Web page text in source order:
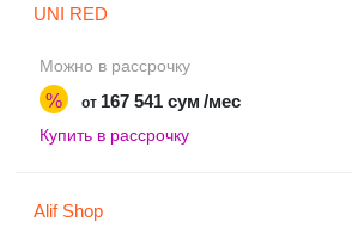
UNI RED
Можно в рассрочку
% от 167 541 сум /мес
Купить в рассрочку
Alif Shop